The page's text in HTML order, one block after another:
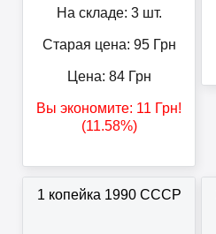
На складе: 3 шт.
Старая цена: 95Грн
Цена: 84Грн
Вы экономите: 11 Грн!
(11.58%)
1 копейка 1990 СССР